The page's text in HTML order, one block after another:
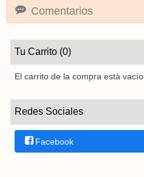
Tu Carrito (0)
El carrito de la compra está vacío
Redes Sociales
Facebook
Comentarios